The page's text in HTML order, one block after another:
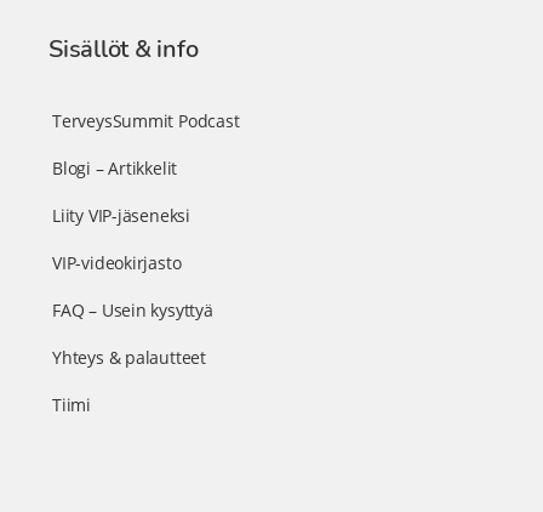
Sisällöt & info
TerveysSummit Podcast
Blogi – Artikkelit
Liity VIP-jäseneksi
VIP-videokirjasto
FAQ – Usein kysyttyä
Yhteys & palautteet
Tiimi